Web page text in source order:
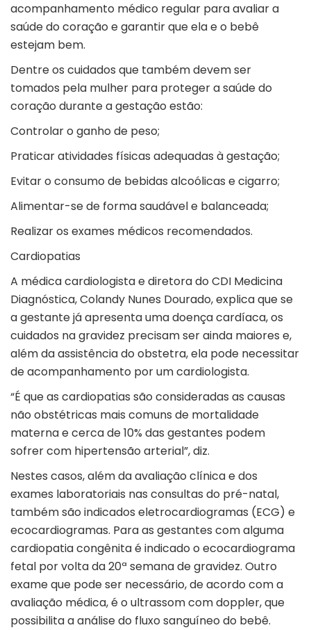
acompanhamento médico regular para avaliar a
saúde do coração e garantir que ela e o bebê
estejam bem.
Dentre os cuidados que também devem ser
tomados pela mulher para proteger a saúde do
coração durante a gestação estão:
Controlar o ganho de peso;
Praticar atividades físicas adequadas à gestação;
Evitar o consumo de bebidas alcoólicas e cigarro;
Alimentar-se de forma saudável e balanceada;
Realizar os exames médicos recomendados.
Cardiopatias
A médica cardiologista e diretora do CDI Medicina
Diagnóstica, Colandy Nunes Dourado, explica que se
a gestante já apresenta uma doença cardíaca, os
cuidados na gravidez precisam ser ainda maiores e,
além da assistência do obstetra, ela pode necessitar
de acompanhamento por um cardiologista.
“É que as cardiopatias são consideradas as causas
não obstétricas mais comuns de mortalidade
materna e cerca de 10% das gestantes podem
sofrer com hipertensão arterial”, diz.
Nestes casos, além da avaliação clínica e dos
exames laboratoriais nas consultas do pré-natal,
também são indicados eletrocardiogramas (ECG) e
ecocardiogramas. Para as gestantes com alguma
cardiopatia congênita é indicado o ecocardiograma
fetal por volta da 20ª semana de gravidez. Outro
exame que pode ser necessário, de acordo com a
avaliação médica, é o ultrassom com doppler, que
possibilita a análise do fluxo sanguíneo do bebê.